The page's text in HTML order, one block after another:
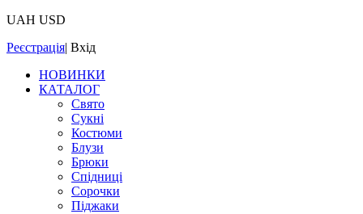
UAH USD
Реєстрація| Вхід
НОВИНКИ
КАТАЛОГ
Свято
Сукні
Костюми
Блузи
Брюки
Спідниці
Сорочки
Піджаки